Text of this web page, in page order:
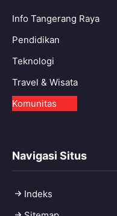
Info Tangerang Raya
Pendidikan
Teknologi
Travel & Wisata
Komunitas
Navigasi Situs
Indeks